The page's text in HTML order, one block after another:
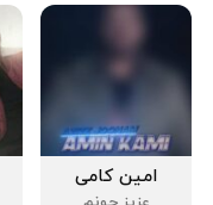
امین کامی